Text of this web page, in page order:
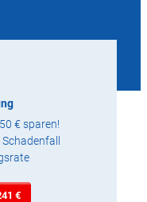
€ sparen!
€